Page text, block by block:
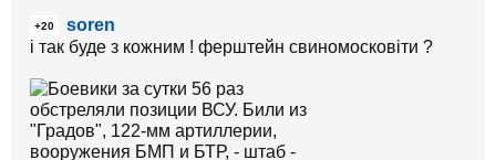
+20
soren
і так буде з кожним ! ферштейн свиномосковіти ?